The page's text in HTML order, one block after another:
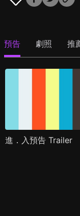
預告 劇照 推
進．入預告 Trailer